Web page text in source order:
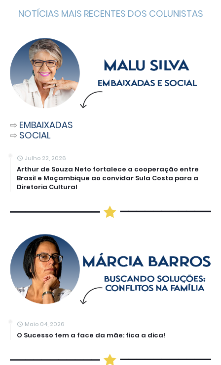
NOTÍCIAS MAIS RECENTES DOS COLUNISTAS
⇨ EMBAIXADAS
⇨ SOCIAL
Julho 22, 2026
Arthur de Souza Neto fortalece a cooperação entre
Brasil e Moçambique ao convidar Sula Costa para a
Diretoria Cultural
Maio 04, 2026
O Sucesso tem a face da mãe: fica a dica!